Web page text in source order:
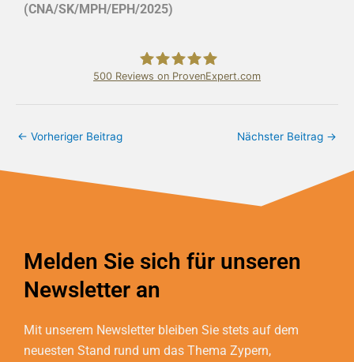
(CNA/SK/MPH/EPH/2025)
500 Reviews on ProvenExpert.com
← Vorheriger Beitrag Nächster Beitrag →
Melden Sie sich für unseren
Newsletter an
Mit unserem Newsletter bleiben Sie stets auf dem
neuesten Stand rund um das Thema Zypern,